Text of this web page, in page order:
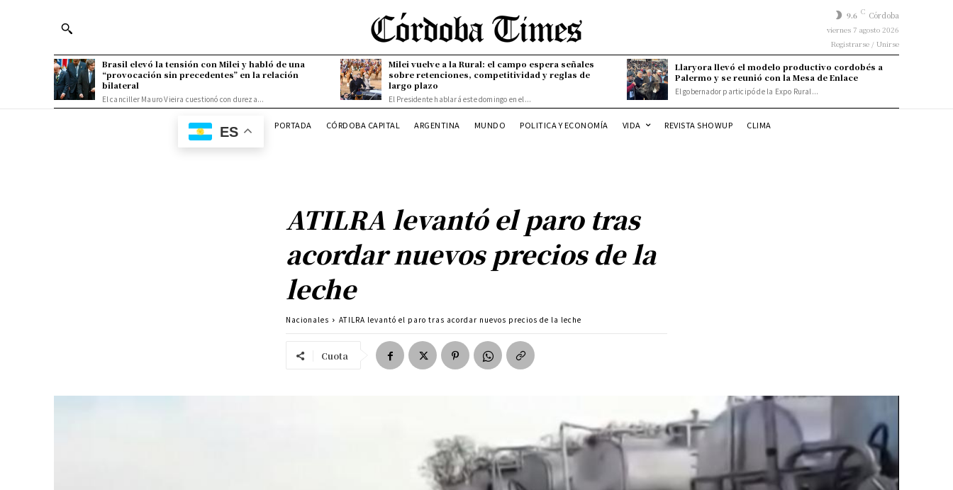
9.6 C Córdoba
viernes 7 agosto 2026
Registrarse / Unirse
Brasil elevó la tensión con Milei y habló de una
“provocación sin precedentes” en la relación
bilateral
El canciller Mauro Vieira cuestionó con dureza...
Milei vuelve a la Rural: el campo espera señales
sobre retenciones, competitividad y reglas de
largo plazo
El Presidente hablará este domingo en el...
Llaryora llevó el modelo productivo cordobés a
Palermo y se reunió con la Mesa de Enlace
El gobernador participó de la Expo Rural...
ES PORTADA CÓRDOBA CAPITAL ARGENTINA MUNDO POLITICA Y ECONOMÍA VIDA REVISTA SHOWUP CLIMA
ATILRA levantó el paro tras
acordar nuevos precios de la
leche
Nacionales ATILRA levantó el paro tras acordar nuevos precios de la leche
Cuota